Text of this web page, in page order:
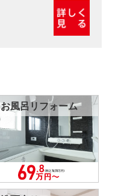
お風呂リフォーム